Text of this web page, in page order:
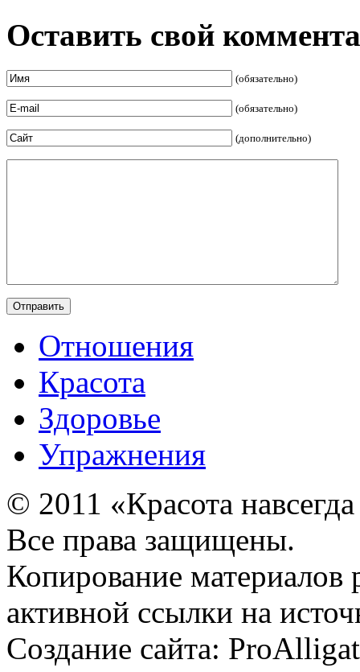
Оставить свой
(обязательно)
(обязательно)
(дополнительно)
Отношения
Красота
Здоровье
Упражнения
© 2011 «Красота
Все права защищены.
Копирование материалов
активной ссылки на
Создание сайта: